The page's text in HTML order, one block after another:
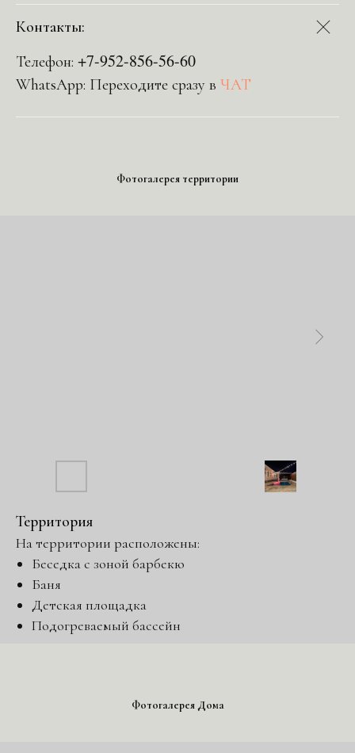
Контакты:
Телефон: +7-952-856-56-60
WhatsApp: Переходите сразу в ЧАТ
Фотогалерея территории
Территория
На территории расположены:
Беседка с зоной барбекю
Баня
Детская площадка
Подогреваемый бассейн
Фотогалерея Дома